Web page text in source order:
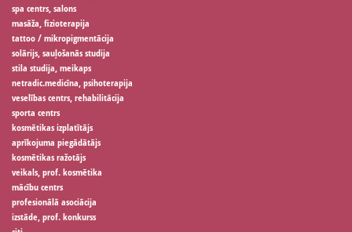
spa centrs, salons
masāža, fizioterapija
tattoo / mikropigmentācija
solārijs, sauļošanās studija
stila studija, meikaps
netradic.medicīna, psihoterapija
veselības centrs, rehabilitācija
sporta centrs
kosmētikas izplatītājs
aprīkojuma piegādātājs
kosmētikas ražotājs
veikals, prof. kosmētika
mācību centrs
profesionālā asociācija
izstāde, prof. konkurss